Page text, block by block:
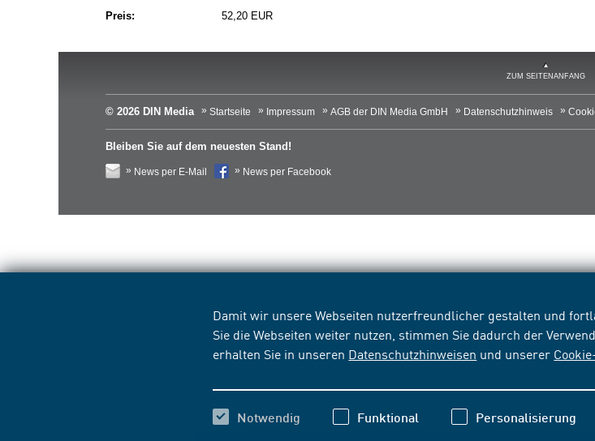
Damit wir unsere Webseiten nutzerfreundlicher gestalten und
Sie die Webseiten weiter nutzen, stimmen Sie dadurch der
erhalten Sie in unseren Datenschutzhinweisen und unserer
Notwendig Funktional Personalisierung
Preis:
52,20 EUR
ZUM SEITENANFANG
© 2026 DIN Media Startseite Impressum AGB der DIN Media GmbH Datenschutzhinweis
Bleiben Sie auf dem neuesten Stand!
News per E-Mail News per Facebook